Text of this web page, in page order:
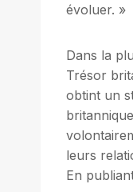
évoluer. »
Dans la
Trésor
obtint un
leurs
En